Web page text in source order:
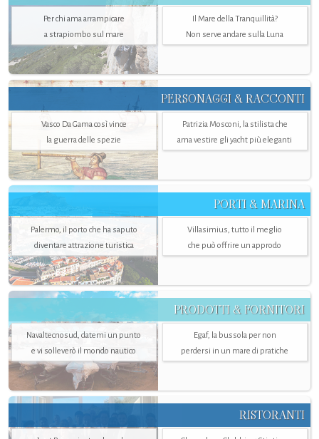
Per chi ama arrampicare
a strapiombo sul mare
Il Mare della Tranquillità?
Non serve andare sulla Luna
PERSONAGGI & RACCONTI
Vasco Da Gama così vince
la guerra delle spezie
Patrizia Mosconi, la stilista che
ama vestire gli yacht più eleganti
PORTI & MARINA
Palermo, il porto che ha saputo
diventare attrazione turistica
Villasimius, tutto il meglio
che può offrire un approdo
PRODOTTI & FORNITORI
Navaltecnosud, datemi un punto
e vi solleverò il mondo nautico
Egaf, la bussola per non
perdersi in un mare di pratiche
RISTORANTI